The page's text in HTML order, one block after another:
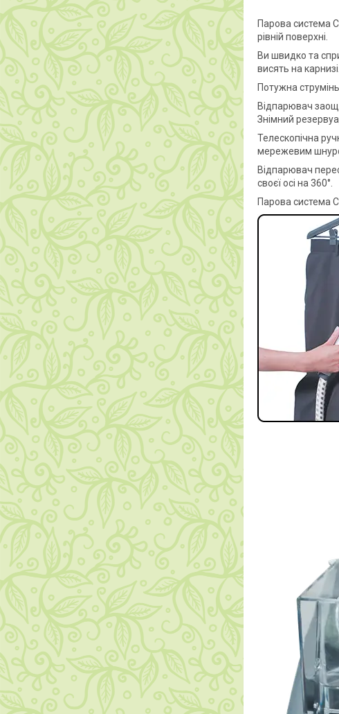
Парова система
рівній поверхні.
Ви швидко та
висять на
Потужна
Відпарювач
Знімний
Телескопічна
мережевим
Відпарювач
своєї осі на 360°.
Парова система